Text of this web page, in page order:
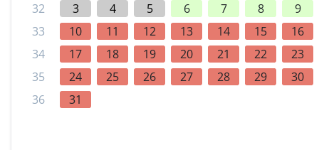
32
3 4 5 6 7 8
9
33
10 11 12 13 14 15
16
34
17 18 19 20 21 22
23
35
24 25 26 27 28 29
30
36
31